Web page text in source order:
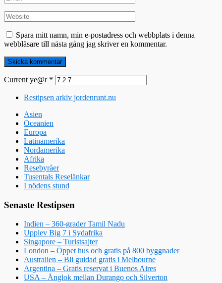
Spara mitt namn, min e-postadress och webbplats i denna
webbläsare till nästa gång jag skriver en kommentar.
Current ye@r *
Restipsen arkiv jordenrunt.nu
Asien
Oceanien
Europa
Latinamerika
Nordamerika
Afrika
Resebyråer
Tusentals Reselänkar
I nödens stund
Senaste Restipsen
Indien – 360-grader Tamil Nadu
Upplev Big 7 i Sydafrika
Singapore – Turistsajter
London – Öppet hus och gratis på 800 byggnader
Australien – Bli guidad gratis i Melbourne
Argentina – Gratis reservat i Buenos Aires
USA – Ånglok mellan Durango och Silverton